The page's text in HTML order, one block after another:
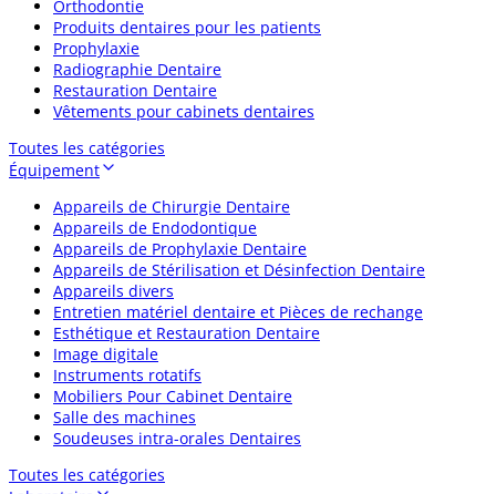
Orthodontie
Produits dentaires pour les patients
Prophylaxie
Radiographie Dentaire
Restauration Dentaire
Vêtements pour cabinets dentaires
Toutes les catégories
Équipement
Appareils de Chirurgie Dentaire
Appareils de Endodontique
Appareils de Prophylaxie Dentaire
Appareils de Stérilisation et Désinfection Dentaire
Appareils divers
Entretien matériel dentaire et Pièces de rechange
Esthétique et Restauration Dentaire
Image digitale
Instruments rotatifs
Mobiliers Pour Cabinet Dentaire
Salle des machines
Soudeuses intra-orales Dentaires
Toutes les catégories